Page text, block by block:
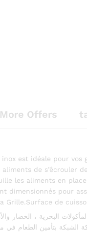
More Offers
est idéale pour
de s’êcrouler
les aliments en
dimensionnés pour
Grille.Surface de
الشبكة بتأمين الطعام